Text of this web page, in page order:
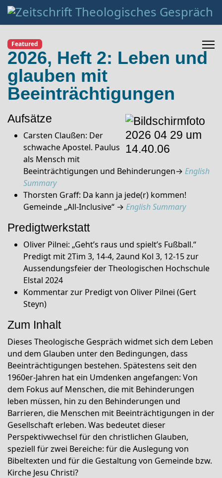
Featured
2026, Heft 2: Leben und
glauben mit
Beeinträchtigungen
Aufsätze
Carsten Claußen: Der
schwache Apostel. Paulus
als Mensch mit
Beeinträchtigungen und Behinderungen→ English
Summary
Thorsten Graff: Da kann ja jede(r) kommen!
Gemeinde „All-Inclusive“ → English Summary
Predigtwerkstatt
Oliver Pilnei: „Geht’s raus und spielt’s Fußball.“
Predigt mit 2Tim 3, 14-4, 2aund Kol 3, 12-15 zur
Aussendungsfeier der Theologischen Hochschule
Elstal 2024
Kommentar zur Predigt von Oliver Pilnei (Gert
Steyn)
Zum Inhalt
Dieses Theologische Gespräch widmet sich dem Leben
und dem Glauben unter den Bedingungen, dass
Beeinträchtigungen bestehen. Spätestens seit den
1960er-Jahren hat ein Umdenken angefangen: Von
dem Fokus auf Menschen, die mit Behinderungen
leben müssen, hin zu den Behinderungen und
Barrieren, die Menschen mit Beeinträchtigungen in der
Gesellschaft erleben. Was bedeutet dieser
Perspektivwechsel für den christlichen Glauben,
speziell für zwei Bereiche: für die Auslegung von
Bibeltexten und für die Gestaltung von Gemeinde bzw.
Kirche Jesu Christi?